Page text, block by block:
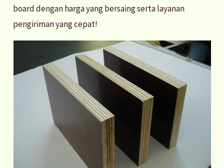
board dengan harga yang bersaing serta layanan
pengiriman yang cepat!